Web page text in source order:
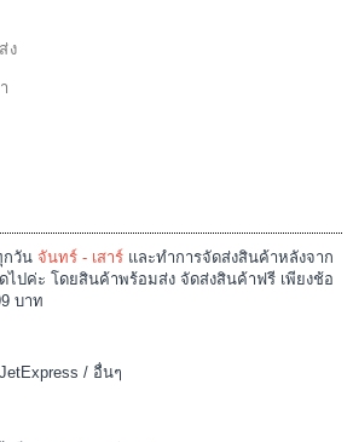
ง
กวัน จันทร์ - เสาร์ และทำการจัดส่งสินค้าหลังจาก
ไปค่ะ โดยสินค้าพร้อมส่ง จัดส่งสินค้าฟรี เพียงช้อ
บาท
/ อื่นๆ